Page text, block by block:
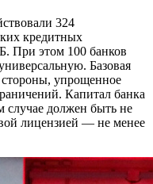
324
кредитных
При этом 100 банков
Базовая
стороны, упрощенное
Капитал банка
случае должен быть не
лицензией — не менее